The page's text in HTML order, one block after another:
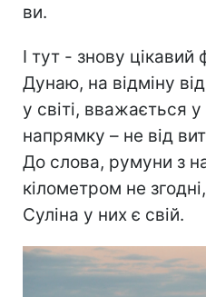
ви.
І тут - знову цікавий
Дунаю, на відміну
у світі, вважається
напрямку – не від
До слова, румуни з
кілометром не
Суліна у них є свій.